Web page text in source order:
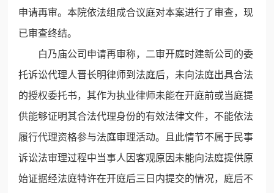
申请再审。本院依法组成合议庭对本案进行了审查，现
已审查终结。
白乃庙公司申请再审称，二审开庭时建新公司的委
托诉讼代理人晋长明律师到法庭后，未向法庭出具合法
的授权委托书，其作为执业律师未能在开庭前或当庭提
供能够证明其合法代理身份的有效法律文件，不能依法
履行代理资格参与法庭审理活动。且此情节不属于民事
诉讼法审理过程中当事人因客观原因未能向法庭提供原
始证据经法庭特许在开庭后三日内提交的情况，庭后不